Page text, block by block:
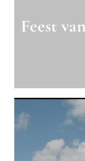
Feest